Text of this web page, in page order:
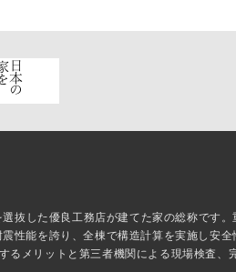
抜した優良工務店が建てた家の総称です
性能を誇り、全棟で構造計算を実施し安全
るメリットと第三者機関による現場検査、